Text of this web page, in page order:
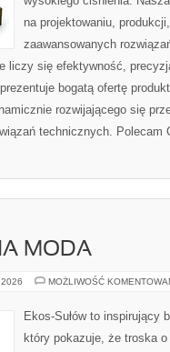
na projektowaniu,
zaawansowanych
liczy się efektywność,
bogatą ofertę
rozwijającego się
technicznych. Polecam
MODA
MOŻLIWOŚĆ
Ekos-Sułów to inspirujący
który pokazuje, że troska